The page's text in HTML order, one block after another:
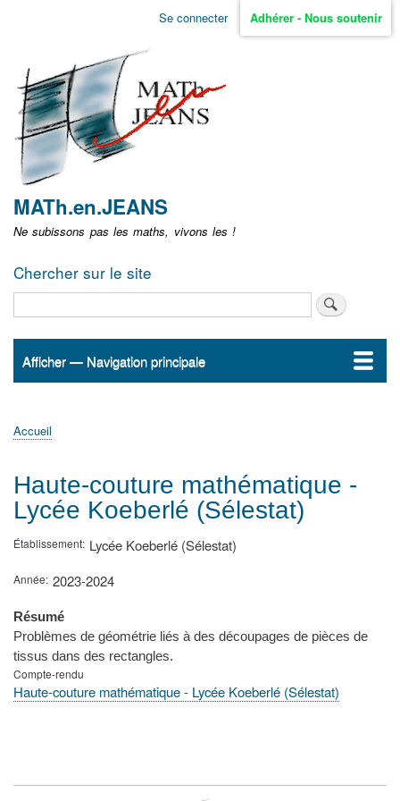
Aller
non
identifié
Se connecter Adhérer - Nous soutenir
MATh.en.JEANS
Ne subissons pas les maths, vivons les !
Chercher sur le site
Navigation
Afficher — Navigation principale
Accueil
ActualitésMATh.en.JEANS ?
Régions et Ateliers
Créer, gérer un atelier
Sujets/Publications
Congrès
d'Ariane
Accueil
Haute-couture mathématique -
Lycée Koeberlé (Sélestat)
Établissement Lycée Koeberlé (Sélestat)
Année 2023-2024
Résumé
Problèmes de géométrie liés à des découpages de pièces de
tissus dans des rectangles.
Compte-rendu
Haute-couture mathématique - Lycée Koeberlé (Sélestat)